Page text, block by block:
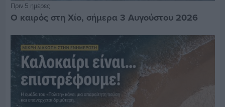
Πριν 5 ημέρες
Ο καιρός στη Χίο, σήμερα 3 Αυγούστου 2026